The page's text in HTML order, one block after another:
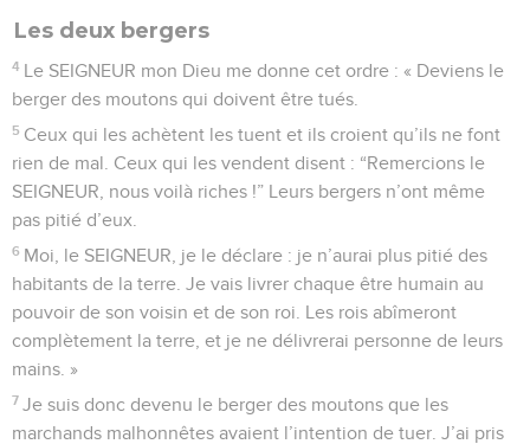
Les deux bergers
4 Le SEIGNEUR mon Dieu me donne cet ordre : « Deviens le
berger des moutons qui doivent être tués.
5 Ceux qui les achètent les tuent et ils croient qu’ils ne font
rien de mal. Ceux qui les vendent disent : “Remercions le
SEIGNEUR, nous voilà riches !” Leurs bergers n’ont même
pas pitié d’eux.
6 Moi, le SEIGNEUR, je le déclare : je n’aurai plus pitié des
habitants de la terre. Je vais livrer chaque être humain au
pouvoir de son voisin et de son roi. Les rois abîmeront
complètement la terre, et je ne délivrerai personne de leurs
mains. »
7 Je suis donc devenu le berger des moutons que les
marchands malhonnêtes avaient l’intention de tuer. J’ai pris